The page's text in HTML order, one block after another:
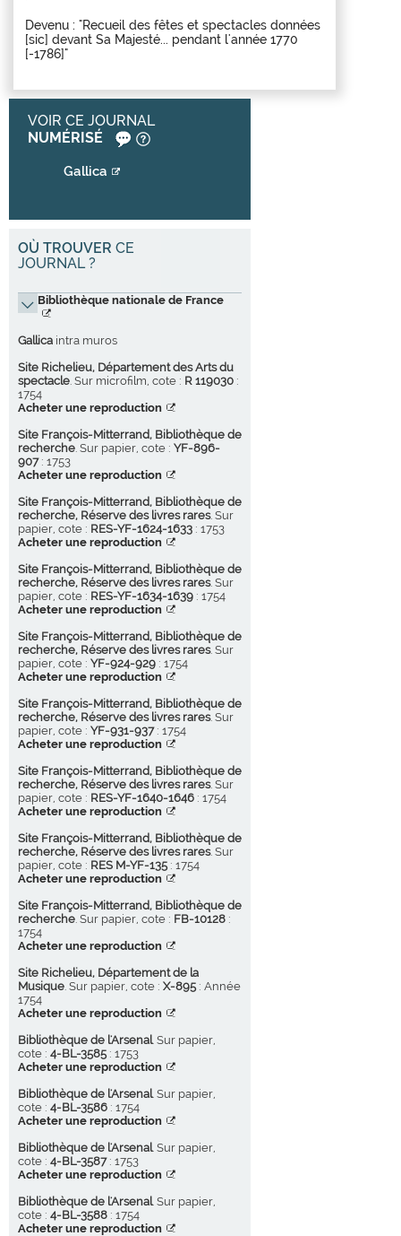
Devenu : "Recueil des fêtes et spectacles données
[sic] devant Sa Majesté... pendant l'année 1770
[-1786]"
VOIR CE JOURNAL
NUMÉRISÉ
Gallica
OÙ TROUVER CE
JOURNAL ?
Bibliothèque nationale de France
Gallica intra muros
Site Richelieu, Département des Arts du
spectacle. Sur microfilm, cote : R 119030 :
1754
Acheter une reproduction
Site François-Mitterrand, Bibliothèque de
recherche. Sur papier, cote : YF-896-
907: 1753
Acheter une reproduction
Site François-Mitterrand, Bibliothèque de
recherche, Réserve des livres rares. Sur
papier, cote : RES-YF-1624-1633 : 1753
Acheter une reproduction
Site François-Mitterrand, Bibliothèque de
recherche, Réserve des livres rares. Sur
papier, cote : RES-YF-1634-1639 : 1754
Acheter une reproduction
Site François-Mitterrand, Bibliothèque de
recherche, Réserve des livres rares. Sur
papier, cote : YF-924-929 : 1754
Acheter une reproduction
Site François-Mitterrand, Bibliothèque de
recherche, Réserve des livres rares. Sur
papier, cote : YF-931-937: 1754
Acheter une reproduction
Site François-Mitterrand, Bibliothèque de
recherche, Réserve des livres rares. Sur
papier, cote : RES-YF-1640-1646 : 1754
Acheter une reproduction
Site François-Mitterrand, Bibliothèque de
recherche, Réserve des livres rares. Sur
papier, cote : RES M-YF-135: 1754
Acheter une reproduction
Site François-Mitterrand, Bibliothèque de
recherche. Sur papier, cote : FB-10128 :
1754
Acheter une reproduction
Site Richelieu, Département de la
Musique. Sur papier, cote : X-895: Année
1754
Acheter une reproduction
Bibliothèque de l'Arsenal. Sur papier,
cote : 4-BL-3585: 1753
Acheter une reproduction
Bibliothèque de l'Arsenal. Sur papier,
cote : 4-BL-3586 : 1754
Acheter une reproduction
Bibliothèque de l'Arsenal. Sur papier,
cote : 4-BL-3587: 1753
Acheter une reproduction
Bibliothèque de l'Arsenal. Sur papier,
cote : 4-BL-3588 : 1754
Acheter une reproduction